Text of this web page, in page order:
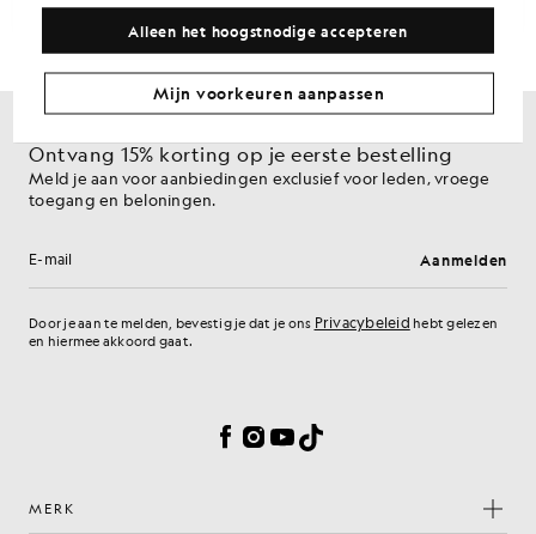
Ontvang 15% korting op je eerste bestelling
Meld je aan voor aanbiedingen exclusief voor leden, vroege
toegang en beloningen.
E-mailadres Aanmelden
Door je aan te melden, bevestig je dat je ons Privacybeleid hebt gelezen
en hiermee akkoord gaat.
Facebook
Instagram
YouTube
TikTok
MERK
Alleen het hoogstnodige accepteren
Mijn voorkeuren aanpassen